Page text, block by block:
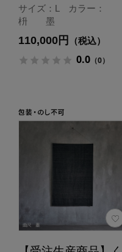
サイズ：L カラー：
枡 墨
110,000円 （税込）
0.0（0）